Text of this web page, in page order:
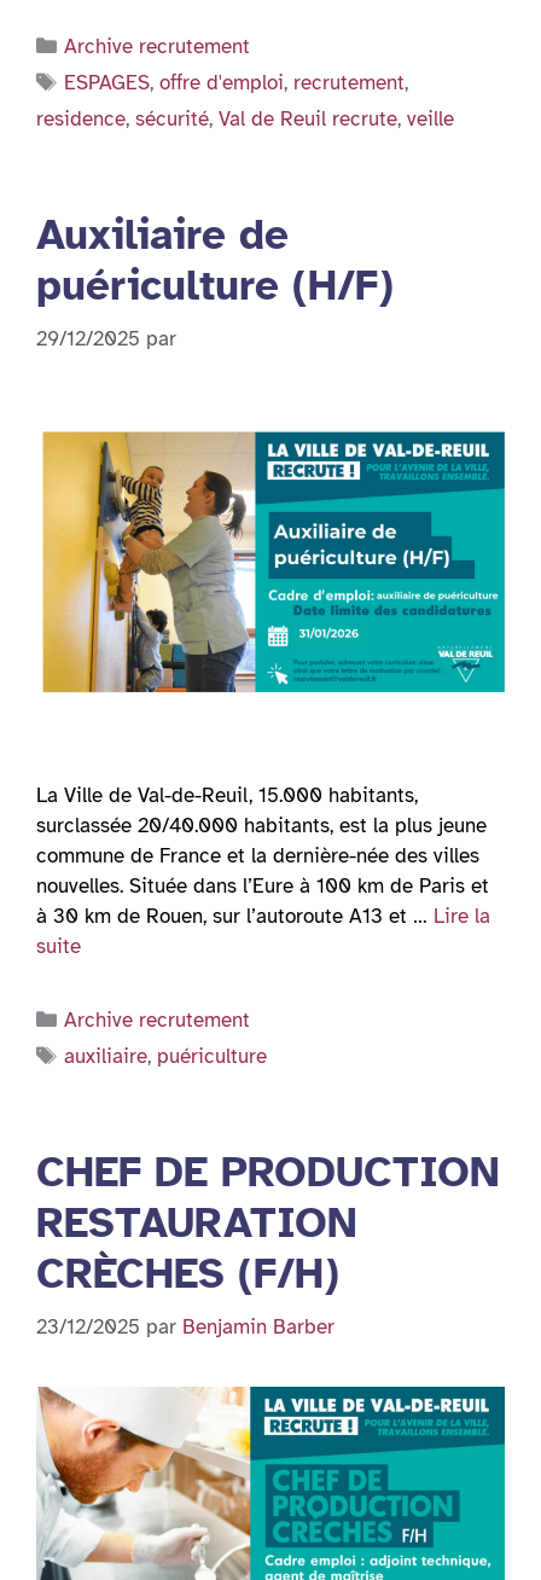
Catégories
Archive recrutement
Étiquettes
ESPAGES,offre d'emploi, recrutement,
residence, sécurité, Val de Reuil recrute, veille
Auxiliaire de
puériculture (H/F)
29/12/2025 par
La Ville de Val-de-Reuil, 15.000 habitants,
surclassée 20/40.000 habitants, est la plus jeune
commune de France et la dernière-née des villes
nouvelles. Située dans l’Eure à 100 km de Paris et
à 30 km de Rouen, sur l’autoroute A13 et … Lire la
suite
Catégories
Archive recrutement
Étiquettes
auxiliaire, puériculture
CHEF DE PRODUCTION
RESTAURATION
CRÈCHES (F/H)
23/12/2025 par Benjamin Barber